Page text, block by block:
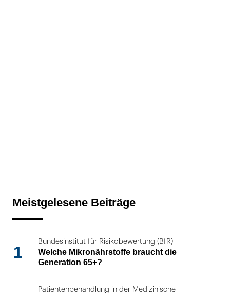
Meistgelesene Beiträge
1
Bundesinstitut für Risikobewertung (BfR)
Welche Mikronährstoffe braucht die
Generation 65+?
Patientenbehandlung in der Medizinische